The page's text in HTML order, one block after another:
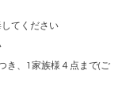
てください
き、1家族様４点まで(ご